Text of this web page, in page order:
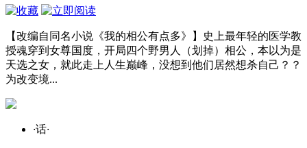
【改编自同名小说《我的相公有点多》】史上最年轻的医学教
授魂穿到女尊国度，开局四个野男人（划掉）相公，本以为是
天选之女，就此走上人生巅峰，没想到他们居然想杀自己？？
为改变境...
·话·